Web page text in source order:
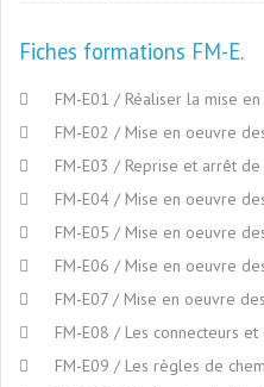
Fiches formations FM-E
FM-E01 / Réaliser la mise
FM-E02 / Mise en oeuvre
FM-E03 / Reprise et arrêt
FM-E04 / Mise en oeuvre
FM-E05 / Mise en oeuvre
FM-E06 / Mise en oeuvre
FM-E07 / Mise en oeuvre
FM-E08 / Les connecteurs
FM-E09 / Les règles de